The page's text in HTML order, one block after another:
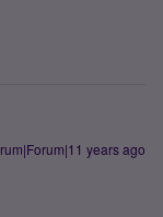
years ago